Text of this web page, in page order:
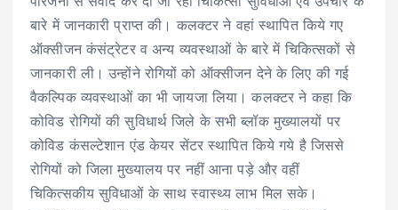
बारे में जानकारी प्राप्त की। कलक्टर ने वहां स्थापित किये गए
ऑक्सीजन कंसंट्रेटर व अन्य व्यवस्थाओं के बारे में चिकित्सकों से
जानकारी ली। उन्होंने रोगियों को ऑक्सीजन देने के लिए की गई
वैकल्पिक व्यवस्थाओं का भी जायजा लिया। कलक्टर ने कहा कि
कोविड रोगियों की सुविधार्थ जिले के सभी ब्लॉक मुख्यालयों पर
कोविड कंसल्टेशान एंड केयर सेंटर स्थापित किये गये है जिससे
रोगियों को जिला मुख्यालय पर नहीं आना पड़े और वहीं
चिकित्सकीय सुविधाओं के साथ स्वास्थ्य लाभ मिल सके।